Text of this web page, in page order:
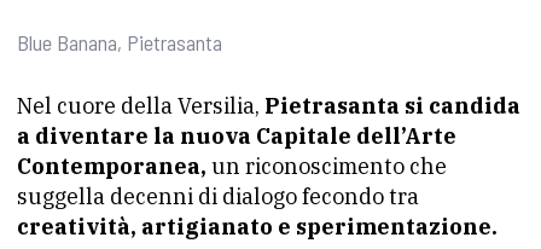
Blue Banana, Pietrasanta
Nel cuore della Versilia, Pietrasanta si candida
a diventare la nuova Capitale dell’Arte
Contemporanea, un riconoscimento che
suggella decenni di dialogo fecondo tra
creatività, artigianato e sperimentazione.